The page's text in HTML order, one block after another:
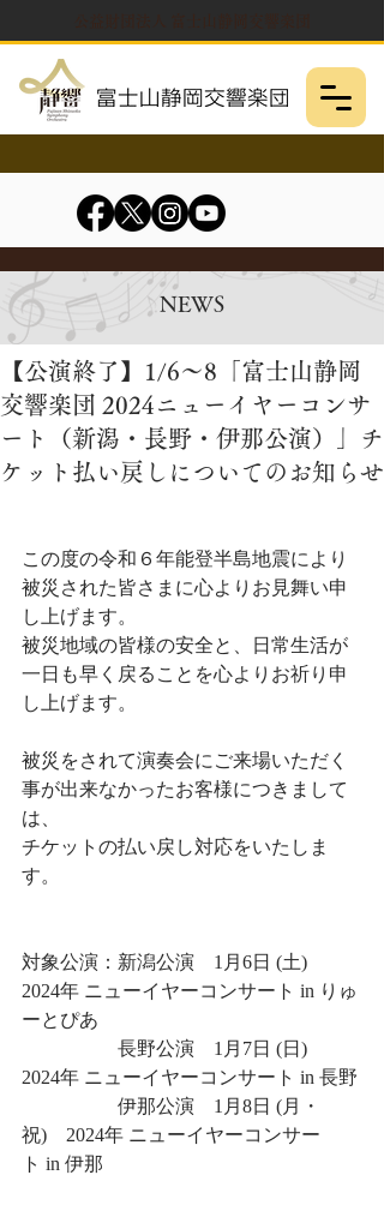
NEWS
【公演終了】1/6～8「富士山静岡
交響楽団 2024ニューイヤーコンサ
ート（新潟・長野・伊那公演）」チ
ケット払い戻しについてのお知らせ
この度の令和６年能登半島地震により
被災された皆さまに心よりお見舞い申
し上げます。
被災地域の皆様の安全と、日常生活が
一日も早く戻ることを心よりお祈り申
し上げます。
被災をされて演奏会にご来場いただく
事が出来なかったお客様につきまして
は、
チケットの払い戻し対応をいたしま
す。
対象公演：新潟公演　1月6日 (土)
2024年 ニューイヤーコンサート in りゅ
ーとぴあ
長野公演　1月7日 (日)
2024年 ニューイヤーコンサート in 長野
伊那公演　1月8日 (月・
祝)　2024年 ニューイヤーコンサー
ト in 伊那